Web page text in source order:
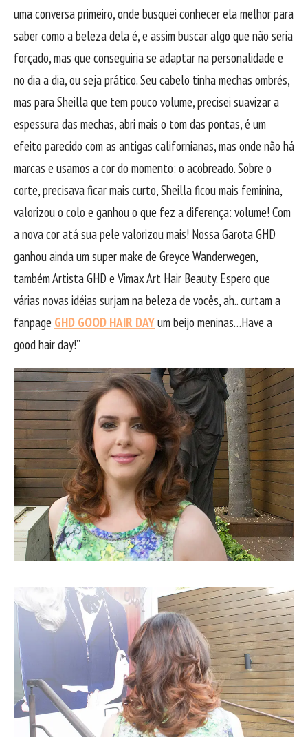
uma conversa primeiro, onde busquei conhecer ela melhor para
saber como a beleza dela é, e assim buscar algo que não seria
forçado, mas que conseguiria se adaptar na personalidade e
no dia a dia, ou seja prático. Seu cabelo tinha mechas ombrés,
mas para Sheilla que tem pouco volume, precisei suavizar a
espessura das mechas, abri mais o tom das pontas, é um
efeito parecido com as antigas californianas, mas onde não há
marcas e usamos a cor do momento: o acobreado. Sobre o
corte, precisava ficar mais curto, Sheilla ficou mais feminina,
valorizou o colo e ganhou o que fez a diferença: volume! Com
a nova cor atá sua pele valorizou mais! Nossa Garota GHD
ganhou ainda um super make de Greyce Wanderwegen,
também Artista GHD e Vimax Art Hair Beauty. Espero que
várias novas idéias surjam na beleza de vocês, ah.. curtam a
fanpage GHD GOOD HAIR DAYum beijo meninas…Have a
good hair day!”